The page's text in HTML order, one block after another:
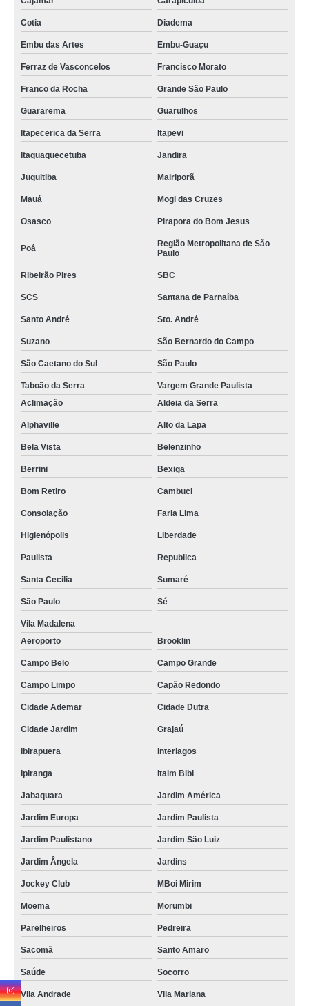
Cotia Diadema
Embu das Artes Embu-Guaçu
Ferraz de Vasconcelos Francisco Morato
Franco da Rocha Grande São Paulo
Guararema Guarulhos
Itapecerica da Serra Itapevi
Itaquaquecetuba Jandira
Juquitiba Mairiporã
Mauá Mogi das Cruzes
Osasco Pirapora do Bom Jesus
Poá
Região Metropolitana de São
Paulo
Ribeirão Pires SBC
SCS Santana de Parnaíba
Santo André Sto. André
Suzano São Bernardo do Campo
São Caetano do Sul São Paulo
Taboão da Serra
Vargem Grande Paulista
Aclimação
Aldeia da Serra
Alphaville Alto da Lapa
Bela Vista Belenzinho
Berrini Bexiga
Bom Retiro Cambuci
Consolação Faria Lima
Higienópolis Liberdade
Paulista Republica
Santa Cecilia Sumaré
São Paulo Sé
Vila Madalena
Aeroporto
Brooklin
Campo Belo Campo Grande
Campo Limpo Capão Redondo
Cidade Ademar Cidade Dutra
Cidade Jardim Grajaú
Ibirapuera Interlagos
Ipiranga Itaim Bibi
Jabaquara Jardim América
Jardim Europa Jardim Paulista
Jardim Paulistano Jardim São Luiz
Jardim Ângela Jardins
Jockey Club MBoi Mirim
Moema Morumbi
Parelheiros Pedreira
Sacomã Santo Amaro
Saúde Socorro
Vila Andrade Vila Mariana